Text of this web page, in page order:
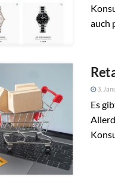
auch
3.
Es